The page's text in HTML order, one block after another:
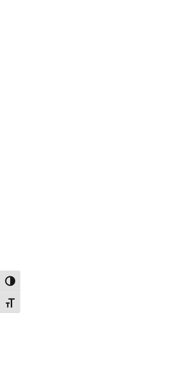
Εναλλαγή Υψηλής Αντίθεσης
Εναλλαγή Μεγέθους Γραμμάτων